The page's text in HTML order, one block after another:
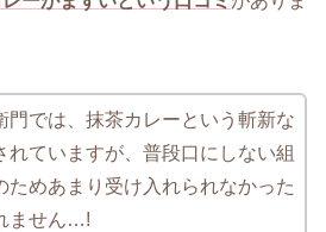
門では、抹茶カレーという斬新な
れていますが、普段口にしない組
ためあまり受け入れられなかった
ません…!